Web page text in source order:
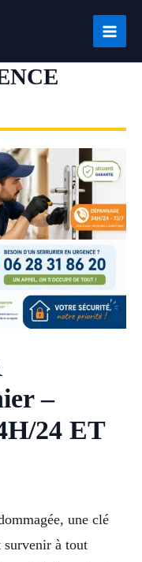
–
24 ET
une clé
survenir à tout